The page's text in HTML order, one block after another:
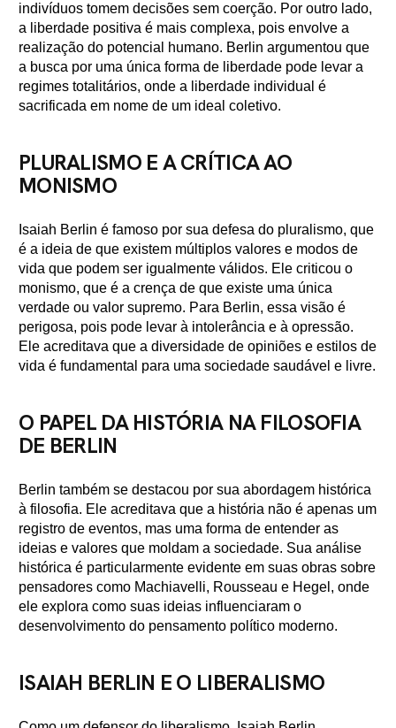
indivíduos tomem decisões sem coerção. Por outro lado,
a liberdade positiva é mais complexa, pois envolve a
realização do potencial humano. Berlin argumentou que
a busca por uma única forma de liberdade pode levar a
regimes totalitários, onde a liberdade individual é
sacrificada em nome de um ideal coletivo.
PLURALISMO E A CRÍTICA AO
MONISMO
Isaiah Berlin é famoso por sua defesa do pluralismo, que
é a ideia de que existem múltiplos valores e modos de
vida que podem ser igualmente válidos. Ele criticou o
monismo, que é a crença de que existe uma única
verdade ou valor supremo. Para Berlin, essa visão é
perigosa, pois pode levar à intolerância e à opressão.
Ele acreditava que a diversidade de opiniões e estilos de
vida é fundamental para uma sociedade saudável e livre.
O PAPEL DA HISTÓRIA NA FILOSOFIA
DE BERLIN
Berlin também se destacou por sua abordagem histórica
à filosofia. Ele acreditava que a história não é apenas um
registro de eventos, mas uma forma de entender as
ideias e valores que moldam a sociedade. Sua análise
histórica é particularmente evidente em suas obras sobre
pensadores como Machiavelli, Rousseau e Hegel, onde
ele explora como suas ideias influenciaram o
desenvolvimento do pensamento político moderno.
ISAIAH BERLIN E O LIBERALISMO